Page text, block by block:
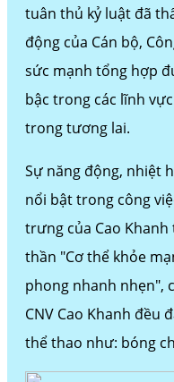
tuân thủ kỷ luật đã
động của Cán bộ,
sức mạnh tổng hợp
bậc trong các lĩnh
trong tương lai.
Sự năng động, nhiệt
nổi bật trong công
trưng của Cao
thần "Cơ thể khỏe
phong nhanh nhẹn",
CNV Cao Khanh đều
thể thao như: bóng